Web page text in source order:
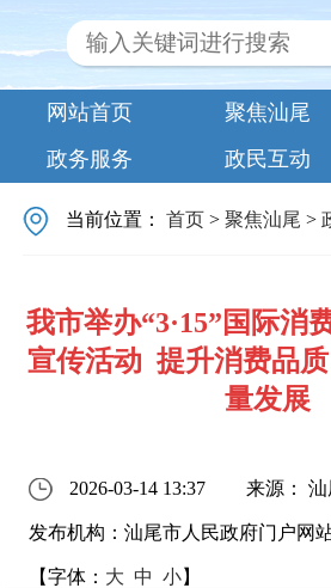
网站首页 聚焦汕尾
政务服务
政民互动
当前位置：首页 >聚焦汕尾 >
我市举办“3·15”国际消
宣传活动 提升消费品
量发展
2026-03-14 13:37 来源：
发布机构：汕尾市人民政府门户网
【字体： 大 中 小】